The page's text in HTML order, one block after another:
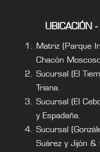
UBICACIÓN
Matriz (Parque
Chacón
Sucursal (El
Triana.
Sucursal (El
y Espadaña.
Sucursal
Suárez y Jijón &